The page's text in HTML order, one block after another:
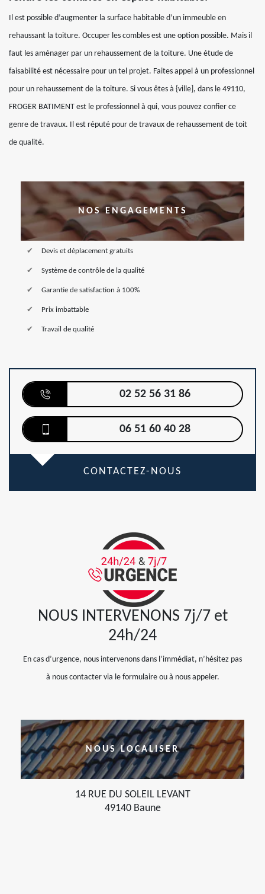
Il est possible d’augmenter la surface habitable d’un immeuble en
rehaussant la toiture. Occuper les combles est une option possible. Mais il
faut les aménager par un rehaussement de la toiture. Une étude de
faisabilité est nécessaire pour un tel projet. Faites appel à un professionnel
pour un rehaussement de la toiture. Si vous êtes à {ville], dans le 49110,
FROGER BATIMENT est le professionnel à qui, vous pouvez confier ce
genre de travaux. Il est réputé pour de travaux de rehaussement de toit
de qualité.
NOS ENGAGEMENTS
Devis et déplacement gratuits
Système de contrôle de la qualité
Garantie de satisfaction à 100%
Prix imbattable
Travail de qualité
02 52 56 31 86
06 51 60 40 28
CONTACTEZ-NOUS
NOUS INTERVENONS 7j/7 et
24h/24
En cas d’urgence, nous intervenons dans l’immédiat, n’hésitez pas
à nous contacter via le formulaire ou à nous appeler.
NOUS LOCALISER
14 RUE DU SOLEIL LEVANT
49140 Baune